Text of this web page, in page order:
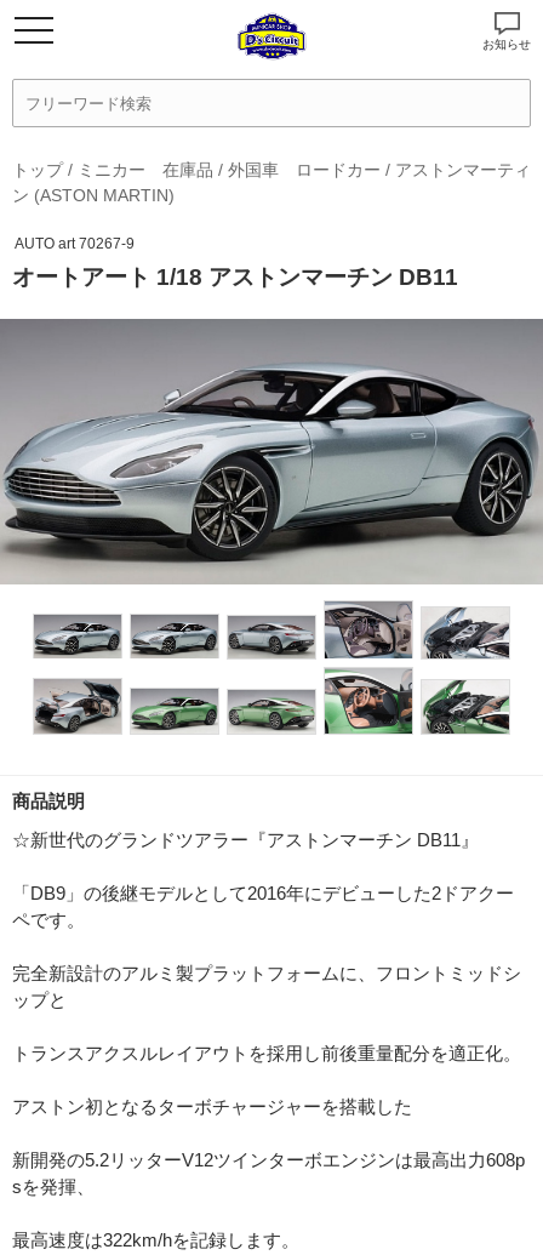
お知らせ
トップ/ ミニカー 在庫品 / 外国車 ロードカー / アストンマーティ
ン (ASTON MARTIN)
AUTO art 70267-9
オートアート 1/18 アストンマーチン DB11
商品説明
☆新世代のグランドツアラー『アストンマーチン DB11』
「DB9」の後継モデルとして2016年にデビューした2ドアクー
ペです。
完全新設計のアルミ製プラットフォームに、フロントミッドシ
ップと
トランスアクスルレイアウトを採用し前後重量配分を適正化。
アストン初となるターボチャージャーを搭載した
新開発の5.2リッターV12ツインターボエンジンは最高出力608p
sを発揮、
最高速度は322km/hを記録します。